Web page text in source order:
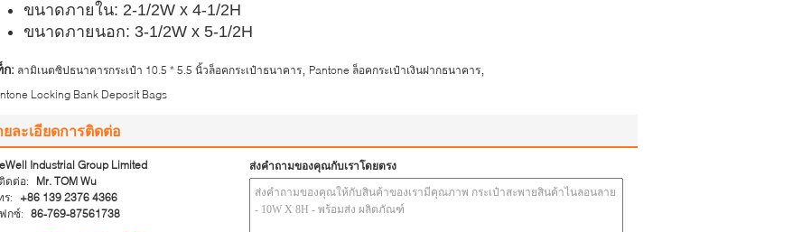
ขนาดภายใน: 2-1/2W x 4-1/2H
ขนาดภายนอก: 3-1/2W x 5-1/2H
ก: ลามิเนตซิปธนาคารกระเป๋า 10.5 * 5.5 นิ้วล็อคกระเป๋าธนาคาร Pantone ล็อคกระเป๋าเงินฝากธนาคาร
Locking Bank Deposit Bags
ยละเอียดการติดต่อ
Industrial Group Limited
ดต่อ:
Mr. TOM Wu
ร:
+86 139 2376 4366
กซ์: 86-769-87561738
ส่งคำถามของคุณกับเราโดยตรง